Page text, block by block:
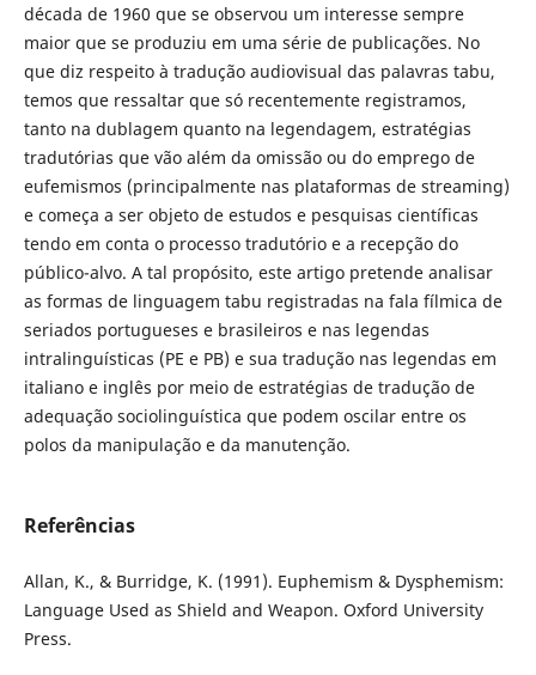
década de 1960 que se observou um interesse sempre
maior que se produziu em uma série de publicações. No
que diz respeito à tradução audiovisual das palavras tabu,
temos que ressaltar que só recentemente registramos,
tanto na dublagem quanto na legendagem, estratégias
tradutórias que vão além da omissão ou do emprego de
eufemismos (principalmente nas plataformas de streaming)
e começa a ser objeto de estudos e pesquisas científicas
tendo em conta o processo tradutório e a recepção do
público-alvo. A tal propósito, este artigo pretende analisar
as formas de linguagem tabu registradas na fala fílmica de
seriados portugueses e brasileiros e nas legendas
intralinguísticas (PE e PB) e sua tradução nas legendas em
italiano e inglês por meio de estratégias de tradução de
adequação sociolinguística que podem oscilar entre os
polos da manipulação e da manutenção.
Referências
Allan, K., & Burridge, K. (1991). Euphemism & Dysphemism:
Language Used as Shield and Weapon. Oxford University
Press.